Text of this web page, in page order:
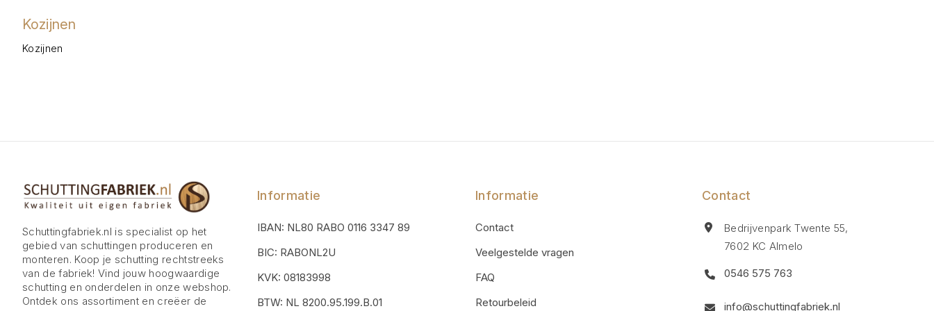
Kozijnen
Kozijnen
Schuttingfabriek.nl is specialist op het
gebied van schuttingen produceren en
monteren. Koop je schutting rechtstreeks
van de fabriek! Vind jouw hoogwaardige
schutting en onderdelen in onze webshop.
Ontdek ons assortiment en creëer de
Informatie
IBAN: NL80 RABO 0116 3347 89
BIC: RABONL2U
KVK: 08183998
BTW: NL 8200.95.199.B.01
Informatie
Contact
Veelgestelde vragen
FAQ
Retourbeleid
Contact
Bedrijvenpark Twente 55,
7602 KC Almelo
0546 575 763
info@schuttingfabriek.nl